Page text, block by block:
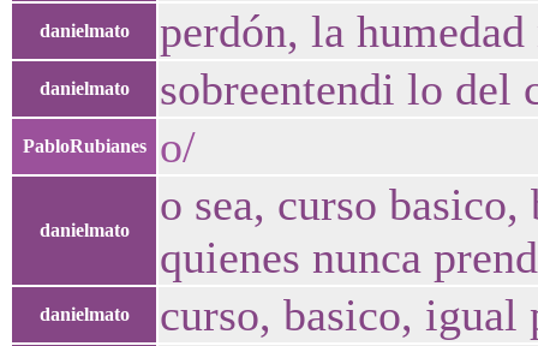
danielmato perdón, la
danielmato sobreentendi lo del
PabloRubianes o/
danielmato
o sea, curso
quienes nunca
danielmato curso, basico, igual